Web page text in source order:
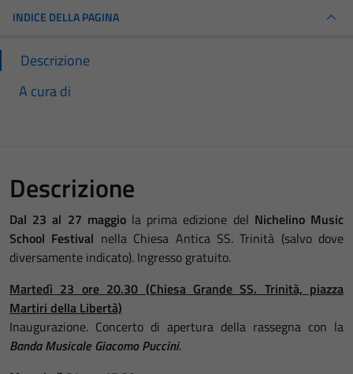
INDICE DELLA PAGINA
Descrizione
A cura di
Descrizione
Dal 23 al 27 maggiola prima edizione del Nichelino Music
School Festival nella Chiesa Antica SS. Trinità (salvo dove
diversamente indicato). Ingresso gratuito.
Martedì 23 ore 20.30 (Chiesa Grande SS. Trinità, piazza
Martiri della Libertà)
Inaugurazione. Concerto di apertura della rassegna con la
Banda Musicale Giacomo Puccini.